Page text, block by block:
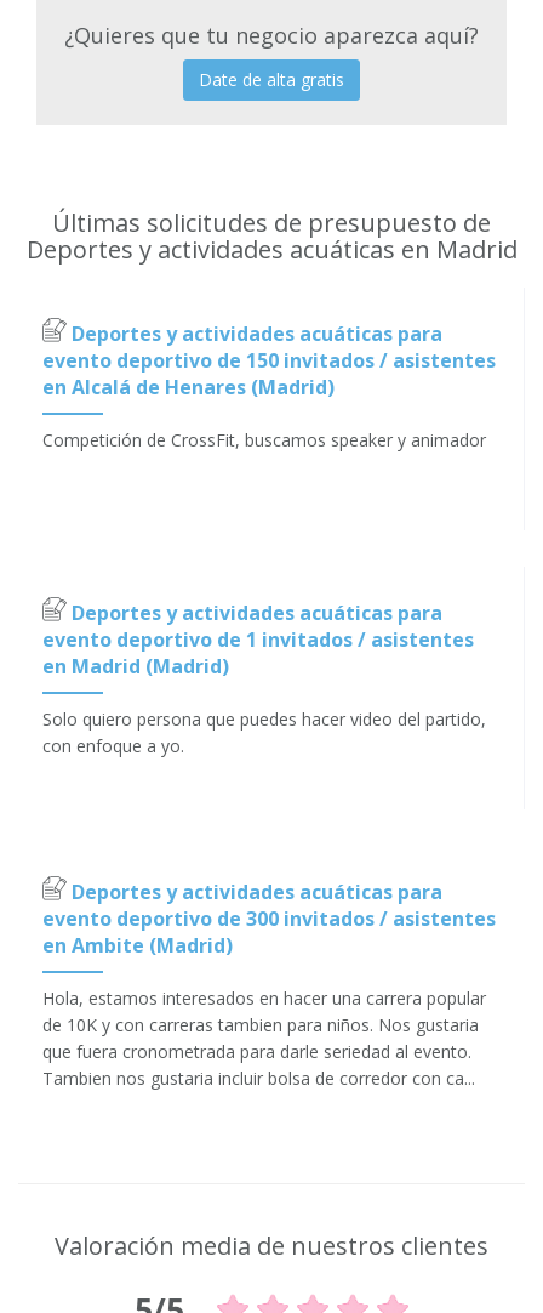
¿Quieres que tu negocio aparezca aquí?
Date de alta gratis
Últimas solicitudes de presupuesto de
Deportes y actividades acuáticas en Madrid
Deportes y actividades acuáticas para
evento deportivo de 150 invitados / asistentes
en Alcalá de Henares (Madrid)
Competición de CrossFit, buscamos speaker y animador
Deportes y actividades acuáticas para
evento deportivo de 1 invitados / asistentes
en Madrid (Madrid)
Solo quiero persona que puedes hacer video del partido,
con enfoque a yo.
Deportes y actividades acuáticas para
evento deportivo de 300 invitados / asistentes
en Ambite (Madrid)
Hola, estamos interesados en hacer una carrera popular
de 10K y con carreras tambien para niños. Nos gustaria
que fuera cronometrada para darle seriedad al evento.
Tambien nos gustaria incluir bolsa de corredor con ca...
Valoración media de nuestros clientes